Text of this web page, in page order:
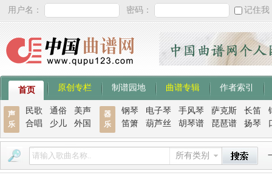
用户名： 密码： 记住我
首页 原创专栏 制谱园地 曲谱专辑 作者索引
声
乐
民歌 通俗
美声
合唱
少儿 外国
器
乐
钢琴 电子琴 手风琴 萨克斯 长笛
笛箫
葫芦丝 胡琴谱 琵琶谱 扬琴
所有类别